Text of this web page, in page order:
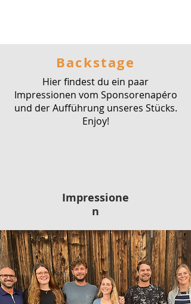
Backstage
Hier findest du ein paar
Impressionen vom Sponsorenapéro
und der Aufführung unseres Stücks.
Enjoy!
Impressione
n